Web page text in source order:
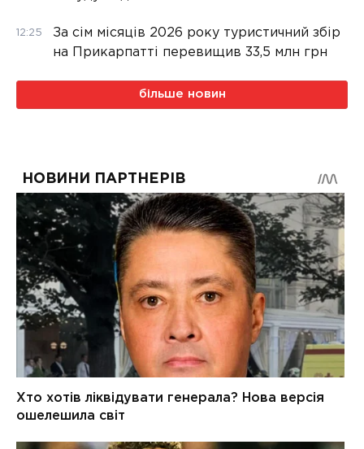
12:25
За сім місяців 2026 року туристичний збір
на Прикарпатті перевищив 33,5 млн грн
більше новин